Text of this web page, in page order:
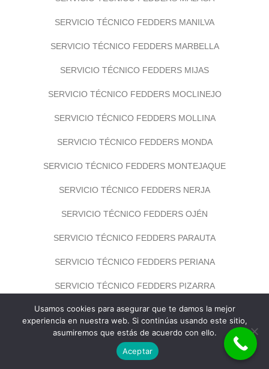
SERVICIO TÉCNICO FEDDERS MANILVA
SERVICIO TÉCNICO FEDDERS MARBELLA
SERVICIO TÉCNICO FEDDERS MIJAS
SERVICIO TÉCNICO FEDDERS MOCLINEJO
SERVICIO TÉCNICO FEDDERS MOLLINA
SERVICIO TÉCNICO FEDDERS MONDA
SERVICIO TÉCNICO FEDDERS MONTEJAQUE
SERVICIO TÉCNICO FEDDERS NERJA
SERVICIO TÉCNICO FEDDERS OJÉN
SERVICIO TÉCNICO FEDDERS PARAUTA
SERVICIO TÉCNICO FEDDERS PERIANA
SERVICIO TÉCNICO FEDDERS PIZARRA
SERVICIO TÉCNICO FEDDERS PUJERRA
SERVICIO TÉCNICO FEDDERS RINCÓN DE LA VICTORIA
SERVICIO TÉCNICO FEDDERS RIOGORDO
Usamos cookies para asegurar que te damos la mejor
experiencia en nuestra web. Si continúas usando este sitio,
asumiremos que estás de acuerdo con ello.
Aceptar